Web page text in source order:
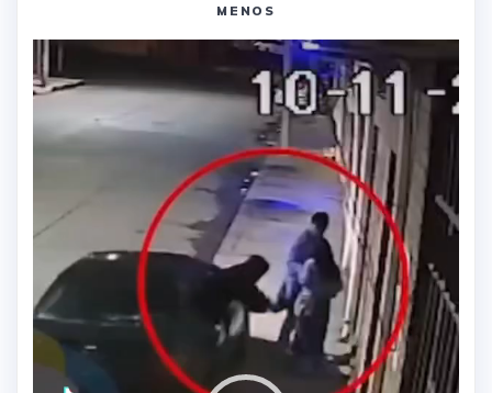
MENOS
Reproductor
de
vídeo